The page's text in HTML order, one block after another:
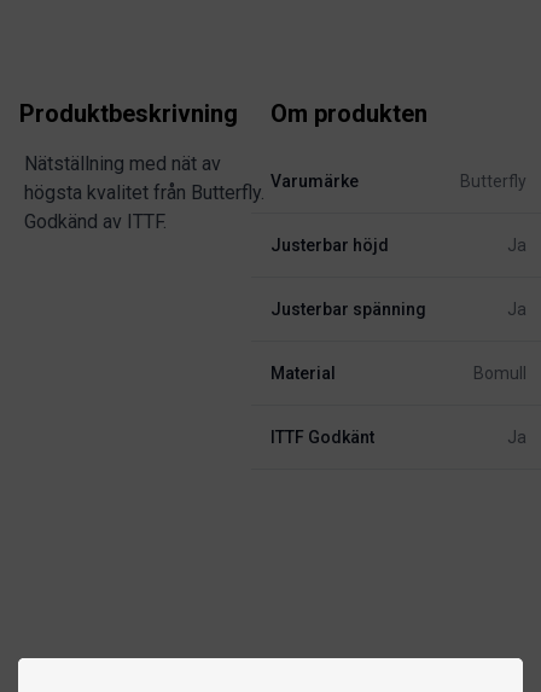
Produktbeskrivning
Nätställning med nät av
högsta kvalitet från Butterfly.
Godkänd av ITTF.
Om produkten
Varumärke Butterfly
Justerbar höjd Ja
Justerbar spänning Ja
Material Bomull
ITTF Godkänt Ja